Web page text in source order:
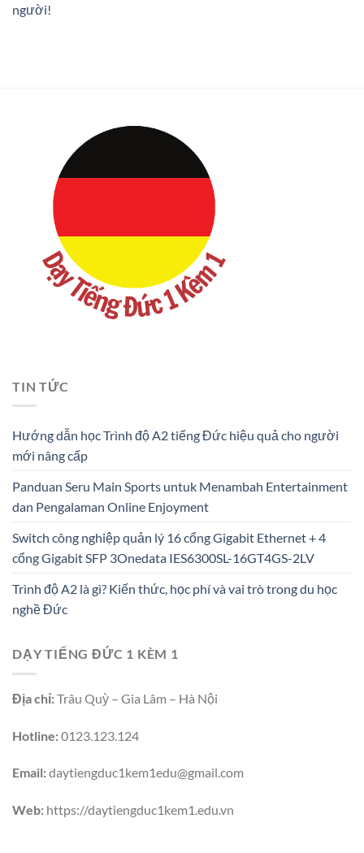
người!
TIN TỨC
Hướng dẫn học Trình độ A2 tiếng Đức hiệu quả cho người
mới nâng cấp
Panduan Seru Main Sports untuk Menambah Entertainment
dan Pengalaman Online Enjoyment
Switch công nghiệp quản lý 16 cổng Gigabit Ethernet + 4
cổng Gigabit SFP 3Onedata IES6300SL-16GT4GS-2LV
Trình độ A2 là gì? Kiến thức, học phí và vai trò trong du học
nghề Đức
DẠY TIẾNG ĐỨC 1 KÈM 1
Địa chỉ:Trâu Quỳ – Gia Lâm – Hà Nội
Hotline:0123.123.124
Email:daytiengduc1kem1edu@gmail.com
Web: https://daytiengduc1kem1.edu.vn